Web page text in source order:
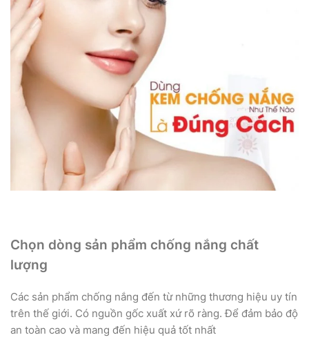
Chọn dòng sản phẩm chống nắng chất
lượng
Các sản phẩm chống nắng đến từ những thương hiệu uy tín
trên thế giới. Có nguồn gốc xuất xứ rõ ràng. Để đảm bảo độ
an toàn cao và mang đến hiệu quả tốt nhất